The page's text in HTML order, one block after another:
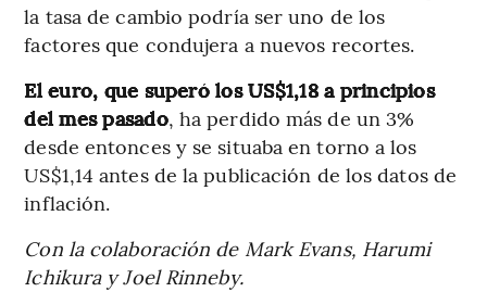
la tasa de cambio podría ser uno de los
factores que condujera a nuevos recortes.
El euro, que superó los US$1,18 a principios
del mes pasado, ha perdido más de un 3%
desde entonces y se situaba en torno a los
US$1,14 antes de la publicación de los datos de
inflación.
Con la colaboración de Mark Evans, Harumi
Ichikura y Joel Rinneby.